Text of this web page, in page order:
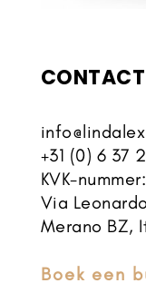
CONTACT
+31 (0) 6 37
KVK-
Via Leonardo
Merano BZ,
Boek een